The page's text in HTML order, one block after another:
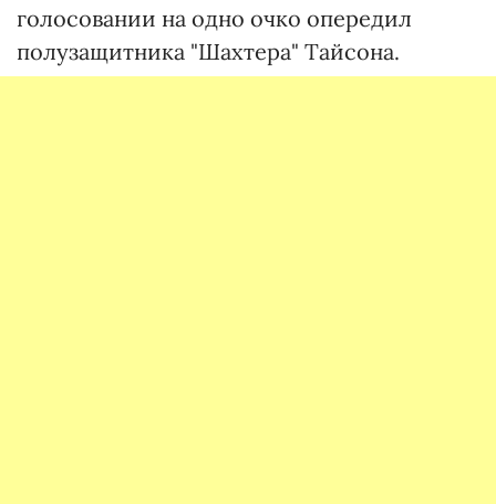
голосовании на одно очко опередил
полузащитника "Шахтера" Тайсона.